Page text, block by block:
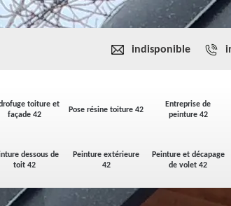
toiture et
façade 42
Pose résine toiture 42
Entreprise de
peinture 42
dessous de
toit 42
Peinture extérieure
42
Peinture et décapage
de volet 42
indisponible